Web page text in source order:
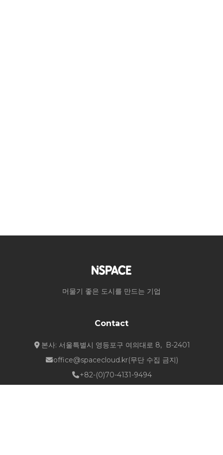
머물기 좋은 도시를 만드는 기업
Contact
본사: 서울특별시 영등포구 여의대로 8, B-2401
office@spacecloud.kr(무단 수집 금지)
+82-(0)70-4131-9494